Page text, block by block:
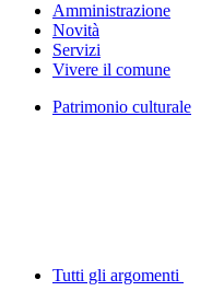
Amministrazione
Novità
Servizi
Vivere il comune
Patrimonio culturale
Tutti gli argomenti